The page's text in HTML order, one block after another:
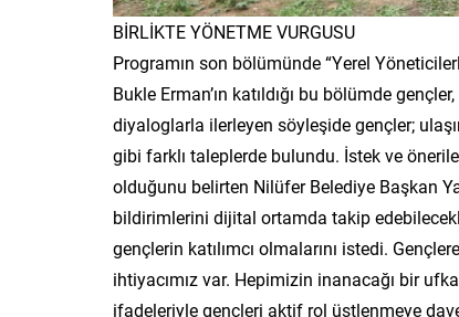
BİRLİKTE YÖNETME VURGUSU
Programın son bölümünde “Yerel
Bukle Erman’ın katıldığı bu bölümde
diyaloglarla ilerleyen söyleşide gençler;
gibi farklı taleplerde bulundu. İstek ve
olduğunu belirten Nilüfer Belediye Başkan
bildirimlerini dijital ortamda takip
gençlerin katılımcı olmalarını istedi.
ihtiyacımız var. Hepimizin inanacağı bir
ifadeleriyle gençleri aktif rol üstlenmeye